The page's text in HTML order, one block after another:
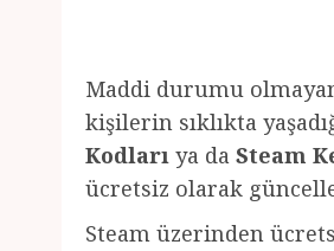
Maddi durumu
kişilerin sıklıkta
Kodları ya da Steam
ücretsiz olarak
Steam üzerinden